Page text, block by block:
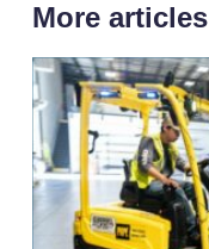
More articles